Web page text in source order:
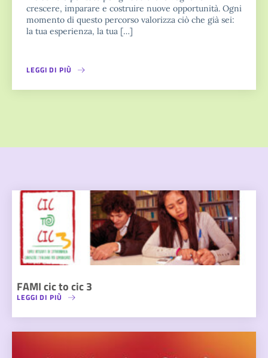
crescere, imparare e costruire nuove opportunità. Ogni
momento di questo percorso valorizza ciò che già sei:
la tua esperienza, la tua […]
LEGGI DI PIÙ
FAMI cic to cic 3
LEGGI DI PIÙ